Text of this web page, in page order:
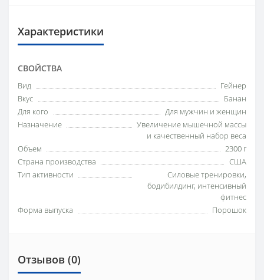
Характеристики
СВОЙСТВА
Вид
Гейнер
Вкус
Банан
Для кого
Для мужчин и женщин
Назначение
Увеличение мышечной массы
и качественный набор веса
Объем
2300 г
Страна производства
США
Тип активности
Силовые тренировки,
бодибилдинг, интенсивный
фитнес
Форма выпуска
Порошок
Отзывов (0)